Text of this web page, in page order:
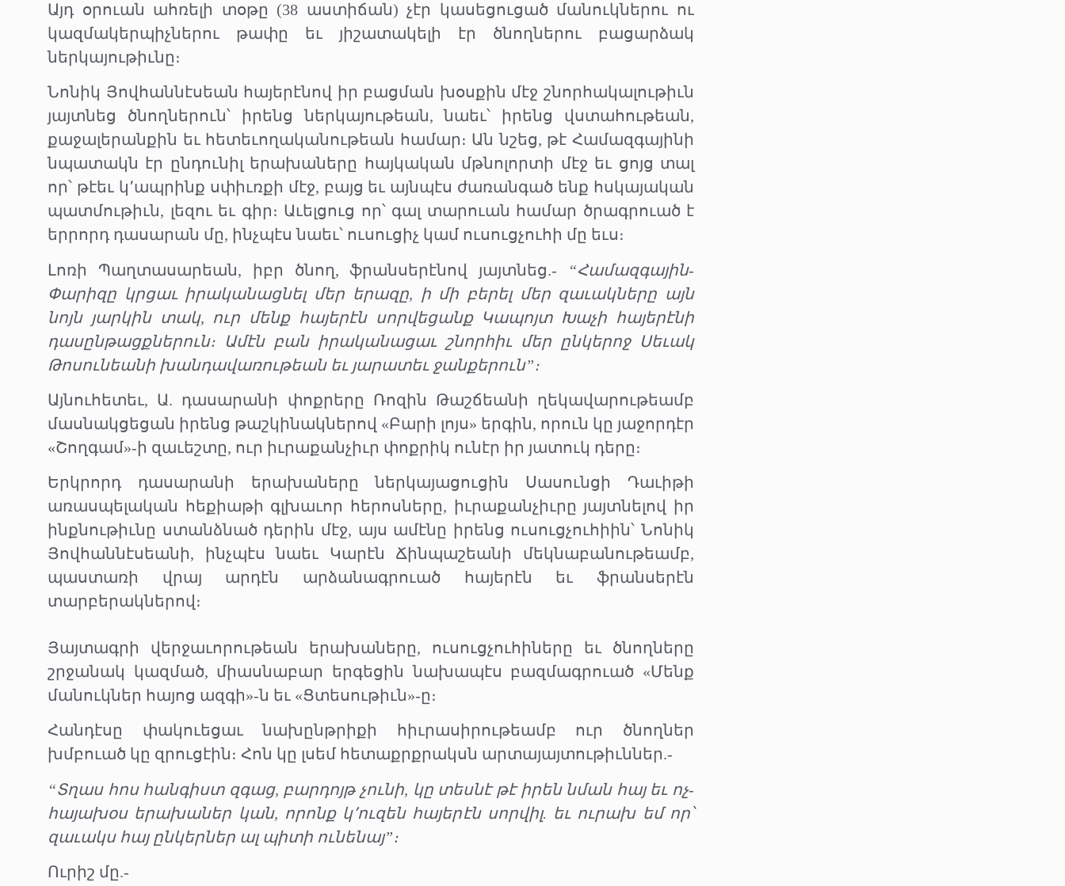
Այդ օրուան ահռելի տօթը (38 աստիճան) չէր կասեցուցած մանուկներու ու
կազմակերպիչներու թափը եւ յիշատակելի էր ծնողներու բացարձակ
ներկայութիւնը։
Նոնիկ Յովհաննէսեան հայերէնով իր բացման խօսքին մէջ շնորհակալութիւն
յայտնեց ծնողներուն՝ իրենց ներկայութեան, նաեւ՝ իրենց վստահութեան,
քաջալերանքին եւ հետեւողականութեան համար։ Ան նշեց, թէ Համազգայինի
նպատակն էր ընդունիլ երախաները հայկական մթնոլորտի մէջ եւ ցոյց տալ
որ՝ թէեւ կ՚ապրինք սփիւռքի մէջ, բայց եւ այնպէս ժառանգած ենք հսկայական
պատմութիւն, լեզու եւ գիր։ Աւելցուց որ՝ գալ տարուան համար ծրագրուած է
երրորդ դասարան մը, ինչպէս նաեւ՝ ուսուցիչ կամ ուսուցչուհի մը եւս։
Լոռի Պաղտասարեան, իբր ծնող, ֆրանսերէնով յայտնեց.- “Համազգային-
Փարիզը կրցաւ իրականացնել մեր երազը, ի մի բերել մեր զաւակները այն
նոյն յարկին տակ, ուր մենք հայերէն սորվեցանք Կապոյտ Խաչի հայերէնի
դասընթացքներուն։ Ամէն բան իրականացաւ շնորհիւ մեր ընկերոջ Սեւակ
Թոսունեանի խանդավառութեան եւ յարատեւ ջանքերուն”։
Այնուհետեւ, Ա. դասարանի փոքրերը Ռոզին Թաշճեանի ղեկավարութեամբ
մասնակցեցան իրենց թաշկինակներով «Բարի լոյս» երգին, որուն կը յաջորդէր
«Շողգամ»-ի զաւեշտը, ուր իւրաքանչիւր փոքրիկ ունէր իր յատուկ դերը։
Երկրորդ դասարանի երախաները ներկայացուցին Սասունցի Դաւիթի
առասպելական հեքիաթի գլխաւոր հերոսները, իւրաքանչիւրը յայտնելով իր
ինքնութիւնը ստանձնած դերին մէջ, այս ամէնը իրենց ուսուցչուհիին՝ Նոնիկ
Յովհաննէսեանի, ինչպէս նաեւ Կարէն Ճինպաշեանի մեկնաբանութեամբ,
պաստառի վրայ արդէն արձանագրուած հայերէն եւ ֆրանսերէն
տարբերակներով։
Յայտագրի վերջաւորութեան երախաները, ուսուցչուհիները եւ ծնողները
շրջանակ կազմած, միասնաբար երգեցին նախապէս բազմագրուած «Մենք
մանուկներ հայոց ազգի»-ն եւ «Ցտեսութիւն»-ը։
Հանդէսը փակուեցաւ նախընթրիքի հիւրասիրութեամբ ուր ծնողներ
խմբուած կը զրուցէին։ Հոն կը լսեմ հետաքրքրակսն արտայայտութիւններ.-
“Տղաս հոս հանգիստ զգաց, բարդոյթ չունի, կը տեսնէ թէ իրեն նման հայ եւ ոչ-
հայախօս երախաներ կան, որոնք կ՚ուզեն հայերէն սորվիլ. եւ ուրախ եմ որ՝
զաւակս հայ ընկերներ ալ պիտի ունենայ”։
Ուրիշ մը.-